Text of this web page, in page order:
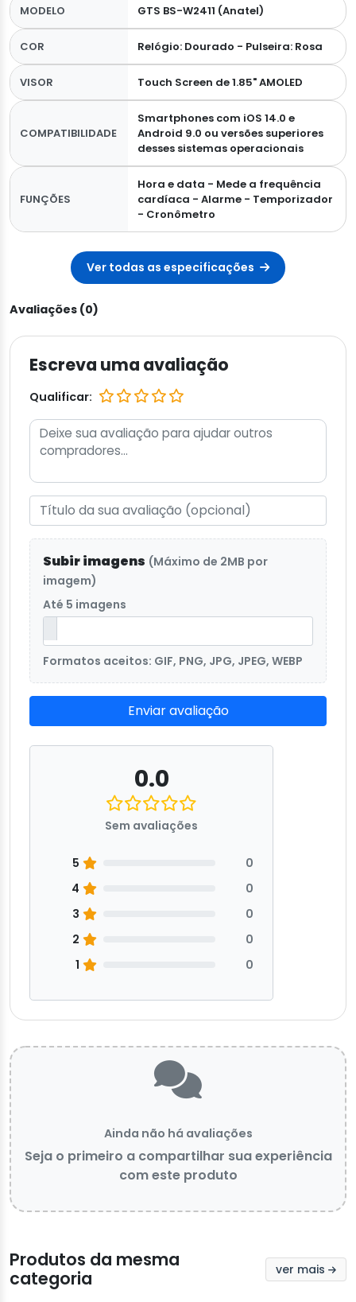
MODELO GTS BS-W2411 (Anatel)
COR Relógio: Dourado - Pulseira: Rosa
VISOR Touch Screen de 1.85" AMOLED
COMPATIBILIDADE
Smartphones com iOS 14.0 e
Android 9.0 ou versões superiores
desses sistemas operacionais
FUNÇÕES
Hora e data - Mede a frequência
cardíaca - Alarme - Temporizador
- Cronômetro
Ver todas as especificações
Avaliações (0)
Escreva uma avaliação
Qualificar:
Subir imagens (Máximo de 2MB por
imagem)
Até 5 imagens
Formatos aceitos: GIF, PNG, JPG, JPEG, WEBP
Enviar avaliação
0.0
Sem avaliações
5
0
4
0
3
0
2
0
1
0
Ainda não há avaliações
Seja o primeiro a compartilhar sua experiência
com este produto
Produtos da mesma
categoria
ver mais